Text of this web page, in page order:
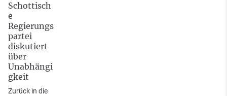
Schottisch
e
Regierungs
partei
diskutiert
über
Unabhängi
gkeit
Zurück in die